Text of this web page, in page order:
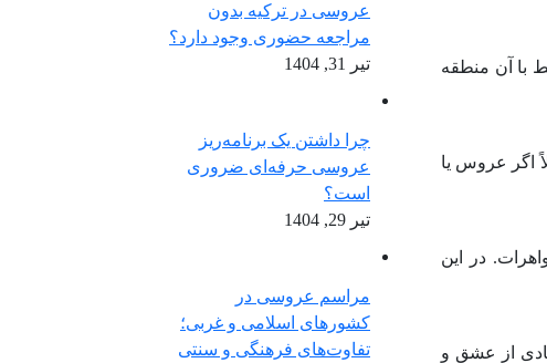
با آن منطقه
اگر عروس یا
در این
از عشق و
عروسی در ترکیه بدون
مراجعه حضوری وجود دارد؟
تیر 31, 1404
چرا داشتن یک برنامه‌ریز
عروسی حرفه‌ای ضروری
است؟
تیر 29, 1404
مراسم عروسی در
کشورهای اسلامی و غربی؛
تفاوت‌های فرهنگی و سنتی